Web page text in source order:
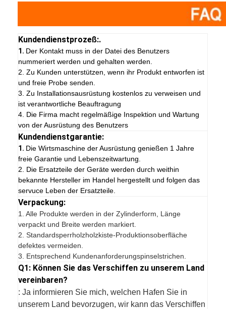
Kundendienstprozeß:.
1. Der Kontakt muss in der Datei des Benutzers
nummeriert werden und gehalten werden.
2. Zu Kunden unterstützen, wenn ihr Produkt entworfen ist
und freie Probe senden.
3. Zu Installationsausrüstung kostenlos zu verweisen und
ist verantwortliche Beauftragung
4. Die Firma macht regelmäßige Inspektion und Wartung
von der Ausrüstung des Benutzers
Kundendienstgarantie:
1. Die Wirtsmaschine der Ausrüstung genießen 1 Jahre
freie Garantie und Lebenszeitwartung.
2. Die Ersatzteile der Geräte werden durch weithin
bekannte Hersteller im Handel hergestellt und folgen das
servuce Leben der Ersatzteile.
Verpackung:
1.Alle Produkte werden in der Zylinderform, Länge
verpackt und Breite werden markiert.
2. Standardsperrholzholzkiste-Produktionsoberfläche
defektes vermeiden.
3. Entsprechend Kundenanforderungspinselstrichen.
Q1: Können Sie das Verschiffen zu unserem Land
vereinbaren?
: Ja informieren Sie mich, welchen Hafen Sie in
unserem Land bevorzugen, wir kann das Verschiffen